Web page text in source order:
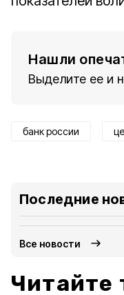
Нашли
Выделите ее и
банк россии
Последние
Все новости
Читайте